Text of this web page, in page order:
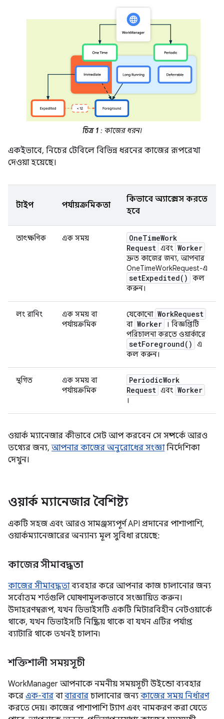
চিত্র 1: কাজের ধরন।
একইভাবে, নিচের টেবিলে বিভিন্ন ধরনের কাজের রূপরেখা
দেওয়া হয়েছে।
টাইপ পর্যায়ক্রমিকতা
কিভাবে অ্যাক্সেস করতে
হবে
তাৎক্ষণিক এক সময় OneTimeWork
Request এবং Worker
দ্রুত কাজের জন্য, আপনার
OneTimeWorkRequest-এ
setExpedited( )
কল
করুন।
লং রানিং
এক সময় বা
পর্যায়ক্রমিক
যেকোনো WorkRequest
বা Worker
। বিজ্ঞপ্তিটি
পরিচালনা করতে ওয়ার্কারে
setForeground( )
এ
কল করুন।
স্থগিত
এক সময় বা
পর্যায়ক্রমিক
PeriodicWork
Request এবং Worker
।
ওয়ার্ক ম্যানেজার কীভাবে সেট আপ করবেন সে সম্পর্কে আরও
তথ্যের জন্য, আপনার কাজের অনুরোধের সংজ্ঞানির্দেশিকা
দেখুন।
ওয়ার্ক ম্যানেজার বৈশিষ্ট্য
একটি সহজ এবং আরও সামঞ্জস্যপূর্ণ API প্রদানের পাশাপাশি,
ওয়ার্কম্যানেজারের অন্যান্য মূল সুবিধা রয়েছে:
কাজের সীমাবদ্ধতা
কাজের সীমাবদ্ধতাব্যবহার করে আপনার কাজ চালানোর জন্য
সর্বোত্তম শর্তগুলি ঘোষণামূলকভাবে সংজ্ঞায়িত করুন।
উদাহরণস্বরূপ, যখন ডিভাইসটি একটি মিটারবিহীন নেটওয়ার্কে
থাকে, যখন ডিভাইসটি নিষ্ক্রিয় থাকে বা যখন এটির পর্যাপ্ত
ব্যাটারি থাকে তখনই চালান৷
শক্তিশালী সময়সূচী
WorkManager আপনাকে নমনীয় সময়সূচী উইন্ডো ব্যবহার
করে এক-বার বাবারবার চালানোর জন্য কাজের সময় নির্ধারণ
করতে দেয়। কাজের পাশাপাশি ট্যাগ এবং নামকরণ করা যেতে